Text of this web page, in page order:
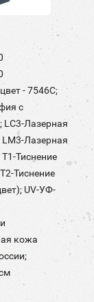
- 7546C;
с
LC3-Лазерная
LM3-Лазерная
Тиснение
Тиснение
UV-УФ-
кожа